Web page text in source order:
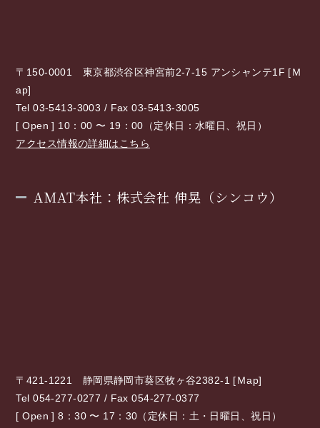
〒150-0001 東京都渋谷区神宮前2-7-15 アンシャンテ1F [Ｍ
ap]
Tel 03-5413-3003 / Fax 03-5413-3005
[ Open ] 10：00 〜 19：00（定休日：水曜日、祝日）
アクセス情報の詳細はこちら
AMAT本社：株式会社 伸晃（シンコウ）
〒421-1221 静岡県静岡市葵区牧ヶ谷2382-1 [Ｍap]
Tel 054-277-0277 / Fax 054-277-0377
[ Open ] 8：30 〜 17：30（定休日：土・日曜日、祝日）